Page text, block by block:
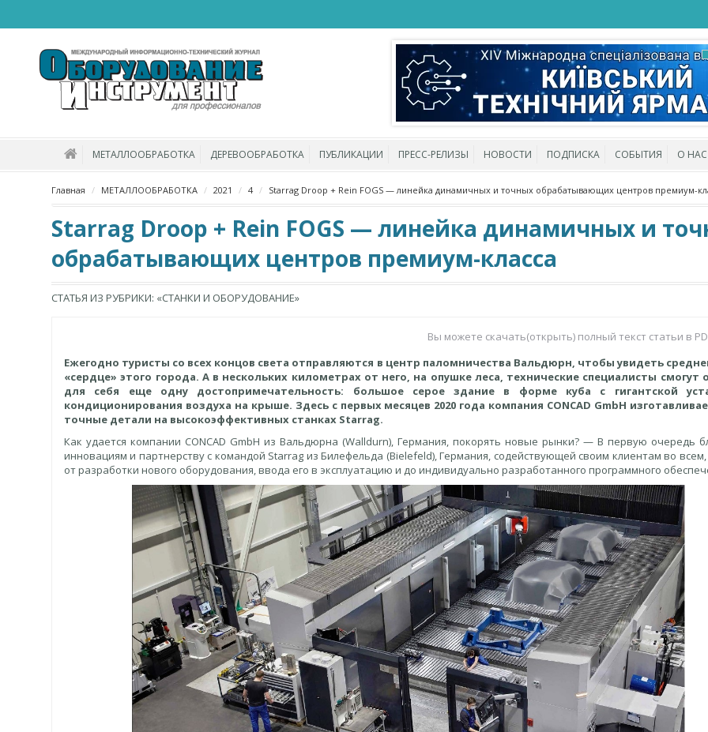
МЕТАЛЛООБРАБОТКА ДЕРЕВООБРАБОТКА ПУБЛИКАЦИИ ПРЕСС-РЕЛИЗЫ НОВОСТИ ПОДПИСКА СОБЫТИЯ О НАС
Главная МЕТАЛЛООБРАБОТКА 2021 4 Starrag Droop + Rein FOGS — линейка динамичных и точных обрабатывающих центров премиум-
Starrag Droop + Rein FOGS — линейка динамичных и
обрабатывающих центров премиум-класса
СТАТЬЯ ИЗ РУБРИКИ: «СТАНКИ И ОБОРУДОВАНИЕ»
Вы можете скачать(открыть) полный текст статьи в
Ежегодно туристы со всех концов света отправляются в центр паломничества Вальдюрн, чтобы увидеть
«сердце» этого города. А в нескольких километрах от него, на опушке леса, технические специалисты смогут
для себя еще одну достопримечательность: большое серое здание в форме куба с гигантской
кондиционирования воздуха на крыше. Здесь с первых месяцев 2020 года компания CONCAD GmbH
точные детали на высокоэффективных станках Starrag.
Как удается компании CONCAD GmbH из Вальдюрна (Walldurn), Германия, покорять новые рынки? — В первую очередь
инновациям и партнерству с командой Starrag из Билефельда (Bielefeld), Германия, содействующей своим клиентам во
от разработки нового оборудования, ввода его в эксплуатацию и до индивидуально разработанного программного